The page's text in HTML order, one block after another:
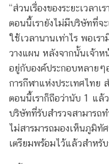
“ส่วนเรื่องของระยะเวลา
ตอนนี้เรายังไม่มีบริษัทที่จ
ใช้เวลานานเท่าไร พอเรา
วางแผน หลังจากนั้นเจ้าห
อยู่กับองค์ประกอบหลายๆ
การกีฬาแห่งประเทศไทย
ตอนนี้เราก็ถือว่านับ 1 แล้
บริษัทที่รับสำรวจสามารถ
ไม่สารมารถมองเห็นภูมิทั
เตรียมพร้อมไว้แล้วสำหรับ